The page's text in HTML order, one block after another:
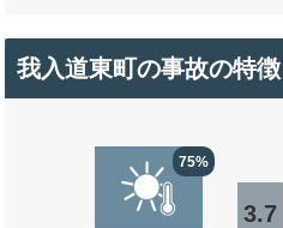
我入道東町の事故の特徴
75%
3.7